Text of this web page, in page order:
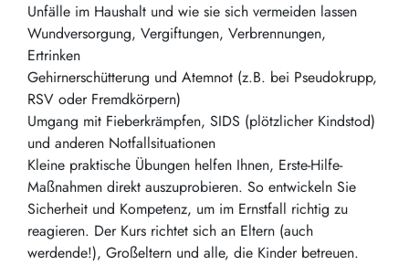
Unfälle im Haushalt und wie sie sich vermeiden lassen
Wundversorgung, Vergiftungen, Verbrennungen,
Ertrinken
Gehirnerschütterung und Atemnot (z.B. bei Pseudokrupp,
RSV oder Fremdkörpern)
Umgang mit Fieberkrämpfen, SIDS (plötzlicher Kindstod)
und anderen Notfallsituationen
Kleine praktische Übungen helfen Ihnen, Erste-Hilfe-
Maßnahmen direkt auszuprobieren. So entwickeln Sie
Sicherheit und Kompetenz, um im Ernstfall richtig zu
reagieren. Der Kurs richtet sich an Eltern (auch
werdende!), Großeltern und alle, die Kinder betreuen.